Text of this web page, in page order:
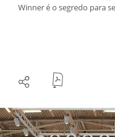
Winner é o segredo para